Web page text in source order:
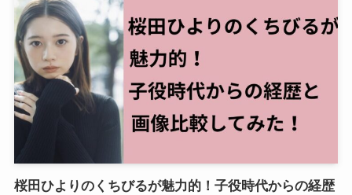
桜田ひよりのくちびるが魅力的！子役時代からの経歴